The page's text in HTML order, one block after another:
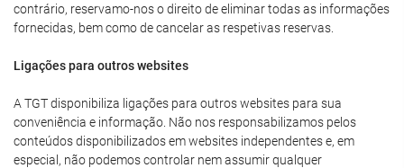
contrário, reservamo-nos o direito de eliminar todas as informações
fornecidas, bem como de cancelar as respetivas reservas.
Ligações para outros websites
A TGT disponibiliza ligações para outros websites para sua
conveniência e informação. Não nos responsabilizamos pelos
conteúdos disponibilizados em websites independentes e, em
especial, não podemos controlar nem assumir qualquer